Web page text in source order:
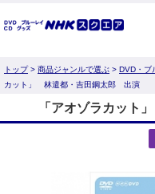
トップ> 商品ジャンルで選ぶ > DVD・ブ
カット」 林遣都・吉田鋼太郎 出演
「アオゾラカッ